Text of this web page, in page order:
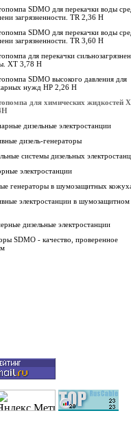
SDMO для перекачки воды
загрязненности. TR 2,36 H
SDMO для перекачки воды
загрязненности. TR 3,60 H
для перекачки
XT 3,78 H
SDMO высокого давления для
нужд НР 2,26 H
для химических жидкостей
дизельные электростанции
дизель-генераторы
системы дизельных
электростанции
генераторы в шумозащитных
электростанции в шумозащитном
дизельные электростанции
SDMO - качество, проверенное